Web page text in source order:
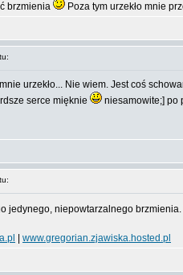
brzmienia Poza tym urzekło mnie
urzekło... Nie wiem. Jest coś
serce mięknie
niesamowite;] po
jedynego, niepowtarzalnego
www.gregorian.zjawiska.hosted.pl